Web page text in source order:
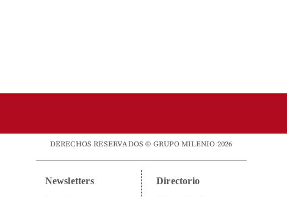
DERECHOS RESERVADOS © GRUPO MILENIO 2026
Newsletters Directorio